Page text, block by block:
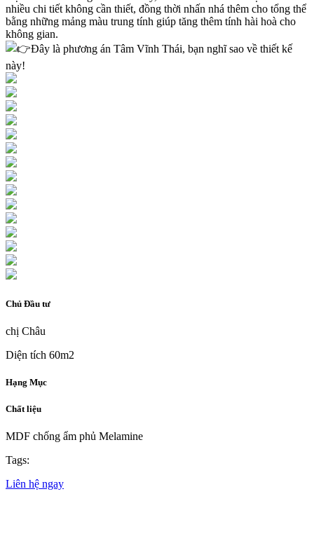
nhiều chi tiết không cần thiết, đồng thời nhấn nhá thêm cho tổng thể
bằng những mảng màu trung tính giúp tăng thêm tính hài hoà cho
không gian.
Đây là phương án Tâm Vĩnh Thái, bạn nghĩ sao về thiết kế
này!
Chủ Đầu tư
chị Châu
Diện tích 60m2
Hạng Mục
Chất liệu
MDF chống ẩm phủ Melamine
Tags:
Liên hệ ngay